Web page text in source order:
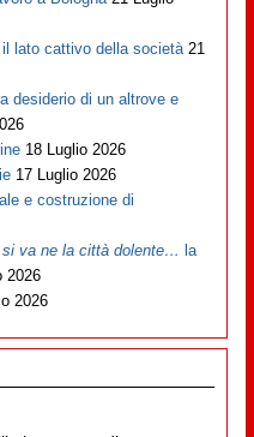
lato cattivo della società 21
desiderio di un altrove e
18 Luglio 2026
17 Luglio 2026
e costruzione di
si va ne la città dolente… la
2026
2026